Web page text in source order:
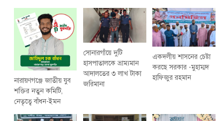
নারায়ণগঞ্জে জাতীয় যুব
শক্তির নতুন কমিটি,
নেতৃত্বে বাঁধন-ইমন
সোনারগাঁয়ে দুটি
হাসপাতালকে ভ্রাম্যমান
আদালতের ৩ লাখ টাকা
জরিমানা
একদলীয় শাসনের চেষ্টা
করছে সরকার -মুহাম্মদ
হাফিজুর রহমান